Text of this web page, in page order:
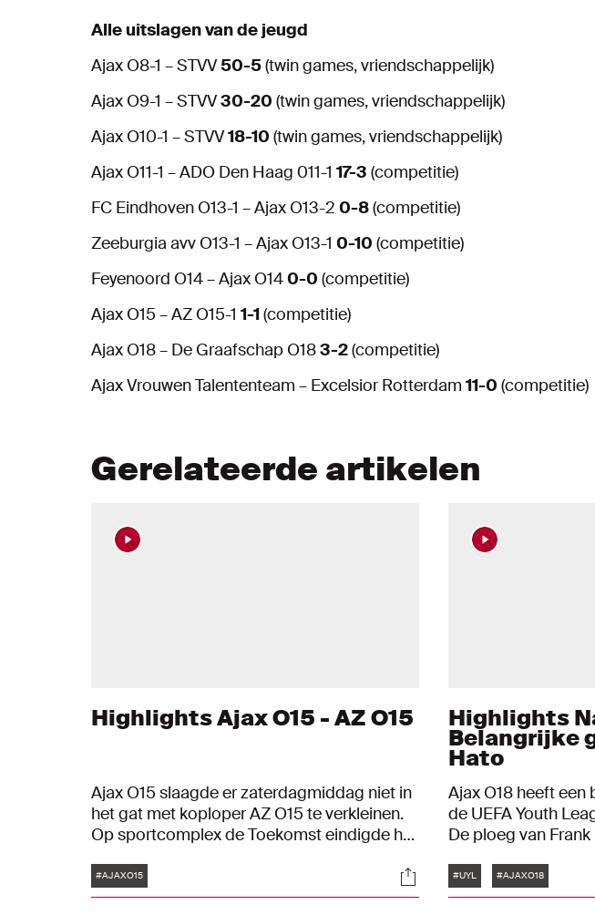
Alle uitslagen van de jeugd
Ajax O8-1 – STVV50-5(twin games, vriendschappelijk)
Ajax O9-1 – STVV30-20 (twin games, vriendschappelijk)
Ajax O10-1 – STVV18-10 (twin games, vriendschappelijk)
Ajax O11-1 – ADO Den Haag 011-1 17-3 (competitie)
FC Eindhoven O13-1 – Ajax O13-2 0-8(competitie)
Zeeburgia avv O13-1 – Ajax O13-1 0-10 (competitie)
Feyenoord O14 – Ajax O140-0 (competitie)
Ajax O15 – AZ O15-1 1-1(competitie)
Ajax O18 – De Graafschap O183-2(competitie)
Ajax Vrouwen Talententeam – Excelsior Rotterdam 11-0 (competitie)
Gerelateerde artikelen
Highlights Ajax O15 - AZ O15
Ajax O15 slaagde er zaterdagmiddag niet in
het gat met koploper AZ O15 te verkleinen.
Op sportcomplex de Toekomst eindigde het
Tags
#AJAXO15 Socials
Highlights
Belangrijke
Hato
Ajax O18 heeft
de UEFA Youth
De ploeg van
maar kwam enkele
Jorrel Hato schoot
Tags
#UYL #AJAXO18